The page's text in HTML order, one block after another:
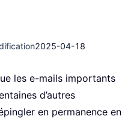
2025-04-18
les e-mails importants
d’autres
en permanence en